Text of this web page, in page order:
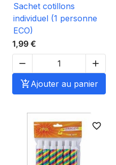
Sachet cotillons
individuel (1 personne
ECO)
1,99 €


Ajouter au panier
favorite_border